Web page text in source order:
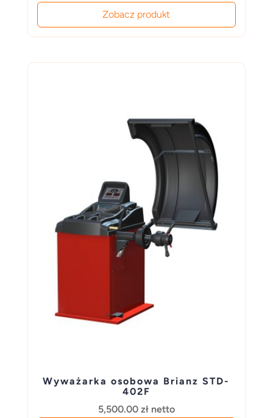
Zobacz produkt
Wyważarka osobowa Brianz STD-
402F
5,500.00 zł netto